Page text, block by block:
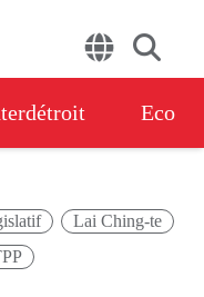
Eco
Lai Ching-te